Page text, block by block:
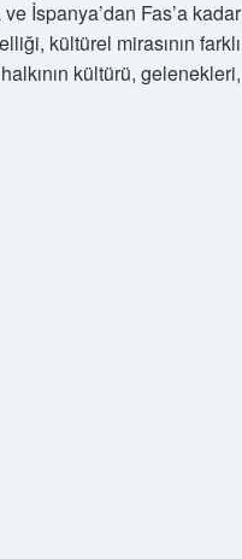
İspanya’dan Fas’a kadar
kültürel mirasının farklı
kültürü, gelenekleri,